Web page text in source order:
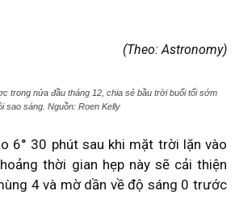
(Theo: Astronomy)
trong nửa đầu tháng 12, chia sẻ bầu trời buổi tối sớm
sao sáng. Nguồn: Roen Kelly
6° 30 phút sau khi mặt trời lặn vào
thời gian hẹp này sẽ cải thiện
4 và mờ dần về độ sáng 0 trước